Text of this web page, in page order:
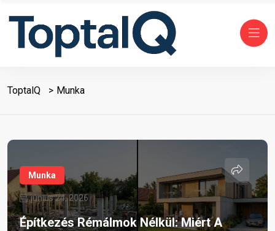
ToptalQ Munka
Munka
június 24, 2026
Építkezés Rémálmok Nélkül: Miért A